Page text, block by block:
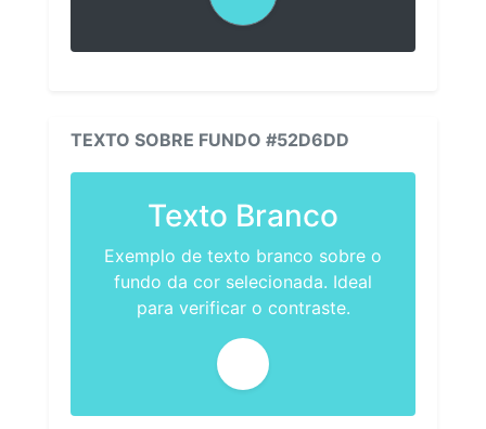
TEXTO SOBRE FUNDO #52D6DD
Texto Branco
Exemplo de texto branco sobre o
fundo da cor selecionada. Ideal
para verificar o contraste.